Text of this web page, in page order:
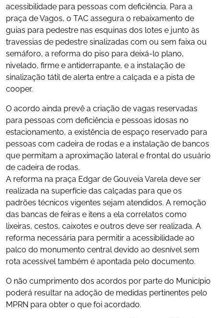
acessibilidade para pessoas com deficiência. Para a
praça de Vagos, o TAC assegura o rebaixamento de
guias para pedestre nas esquinas dos lotes e junto às
travessias de pedestre sinalizadas com ou sem faixa ou
semáforo, a reforma do piso para deixá-lo plano,
nivelado, firme e antiderrapante, e a instalação de
sinalização tátil de alerta entre a calçada e a pista de
cooper.
O acordo ainda prevê a criação de vagas reservadas
para pessoas com deficiência e pessoas idosas no
estacionamento, a existência de espaço reservado para
pessoas com cadeira de rodas e a instalação de bancos
que permitam a aproximação lateral e frontal do usuário
de cadeira de rodas.
A reforma na praça Edgar de Gouveia Varela deve ser
realizada na superfície das calçadas para que os
padrões técnicos vigentes sejam atendidos. A remoção
das bancas de feiras e itens a ela correlatos como
lixeiras, cestos, caixotes e outros deve ser realizada. A
reforma necessária para permitir a acessibilidade ao
palco do monumento central devido ao desnível sem
rota acessível também é apontada pelo documento.
O não cumprimento dos acordos por parte do Município
poderá resultar na adoção de medidas pertinentes pelo
MPRN para obter o que foi acordado.